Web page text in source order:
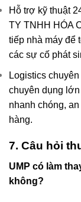
Hỗ trợ kỹ thuật
TY TNHH HÓA
tiếp nhà máy để
các sự cố phát
Logistics
chuyên dụng
nhanh chóng,
hàng.
7. Câu hỏi
UMP có làm
không?